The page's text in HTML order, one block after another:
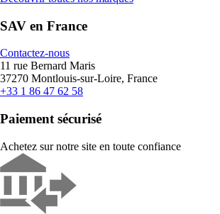
SAV en France
Contactez-nous
11 rue Bernard Maris
37270 Montlouis-sur-Loire, France
+33 1 86 47 62 58
Paiement sécurisé
Achetez sur notre site en toute confiance